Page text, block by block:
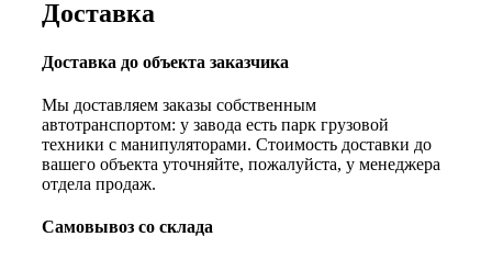
Доставка
Доставка до объекта заказчика
Мы доставляем заказы собственным
автотранспортом: у завода есть парк грузовой
техники с манипуляторами. Стоимость доставки до
вашего объекта уточняйте, пожалуйста, у менеджера
отдела продаж.
Самовывоз со склада